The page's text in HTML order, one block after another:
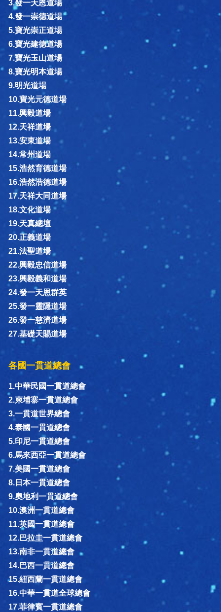
3.發一天恩道場
4.發一崇德道場
5.寶光崇正道場
6.寶光建德道場
7.寶光玉山道場
8.寶光明本道場
9.明光道場
10.寶光元德道場
11.興毅道場
12.天祥道場
13.安東道場
14.常州道場
15.浩然育德道場
16.浩然浩德道場
17.天祥大同道場
18.文化道場
19.天真總壇
20.正義道場
21.法聖道場
22.興毅忠信道場
23.興毅義和道場
24.發一天恩群英
25.發一靈隱道場
26.發一慈濟道場
27.基礎天賜道場
各國一貫道總會
1.中華民國一貫道總會
2.柬埔寨一貫道總會
3.一貫道世界總會
4.泰國一貫道總會
5.印尼一貫道總會
6.馬來西亞一貫道總會
7.美國一貫道總會
8.日本一貫道總會
9.奧地利一貫道總會
10.澳洲一貫道總會
11.英國一貫道總會
12.巴拉圭一貫道總會
13.南非一貫道總會
14.巴西一貫道總會
15.紐西蘭一貫道總會
16.中華一貫道全球總會
17.菲律賓一貫道總會